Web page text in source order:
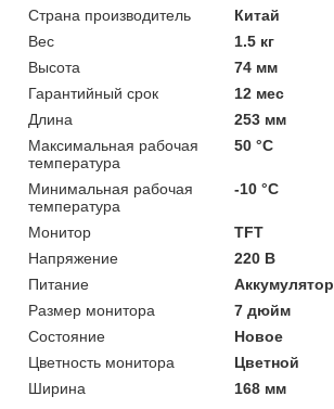
Страна производитель
Китай
Вес
1.5 кг
Высота
74 мм
Гарантийный срок
12 мес
Длина
253 мм
Максимальная рабочая
температура
50 °С
Минимальная рабочая
температура
-10 °С
Монитор
TFT
Напряжение
220 В
Питание
Аккумулятор
Размер монитора
7 дюйм
Состояние
Новое
Цветность монитора
Цветной
Ширина
168 мм